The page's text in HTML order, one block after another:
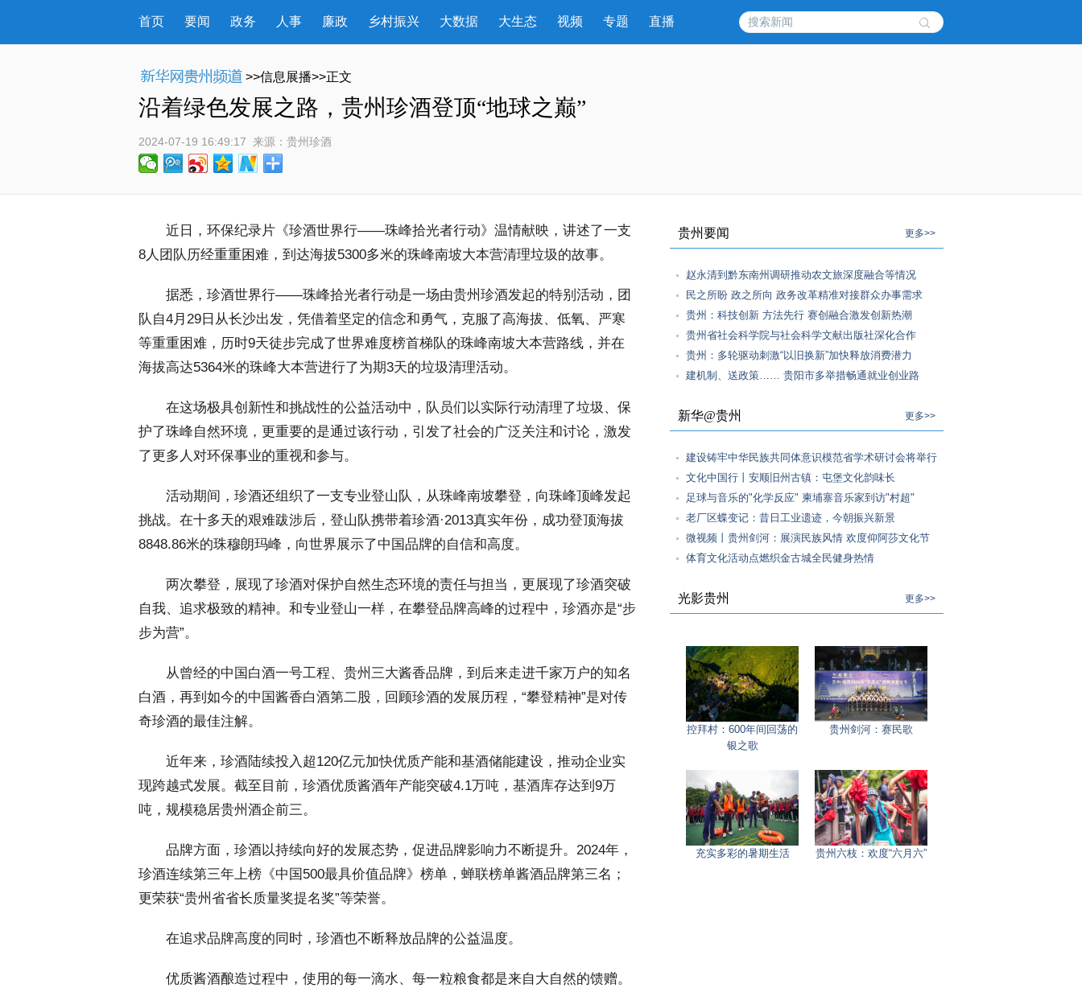
首页 要闻 政务 人事 廉政 乡村振兴 大数据 大生态 视频 专题 直播
>>信息展播>>正文
沿着绿色发展之路，贵州珍酒登顶“地球之巅”
2024-07-19 16:49:17 来源： 贵州珍酒
近日，环保纪录片《珍酒世界行——珠峰拾光者行动》温情献映，讲述了一支
8人团队历经重重困难，到达海拔5300多米的珠峰南坡大本营清理垃圾的故事。
据悉，珍酒世界行——珠峰拾光者行动是一场由贵州珍酒发起的特别活动，团
队自4月29日从长沙出发，凭借着坚定的信念和勇气，克服了高海拔、低氧、严寒
等重重困难，历时9天徒步完成了世界难度榜首梯队的珠峰南坡大本营路线，并在
海拔高达5364米的珠峰大本营进行了为期3天的垃圾清理活动。
在这场极具创新性和挑战性的公益活动中，队员们以实际行动清理了垃圾、保
护了珠峰自然环境，更重要的是通过该行动，引发了社会的广泛关注和讨论，激发
了更多人对环保事业的重视和参与。
活动期间，珍酒还组织了一支专业登山队，从珠峰南坡攀登，向珠峰顶峰发起
挑战。在十多天的艰难跋涉后，登山队携带着珍酒·2013真实年份，成功登顶海拔
8848.86米的珠穆朗玛峰，向世界展示了中国品牌的自信和高度。
两次攀登，展现了珍酒对保护自然生态环境的责任与担当，更展现了珍酒突破
自我、追求极致的精神。和专业登山一样，在攀登品牌高峰的过程中，珍酒亦是“步
步为营”。
从曾经的中国白酒一号工程、贵州三大酱香品牌，到后来走进千家万户的知名
白酒，再到如今的中国酱香白酒第二股，回顾珍酒的发展历程，“攀登精神”是对传
奇珍酒的最佳注解。
近年来，珍酒陆续投入超120亿元加快优质产能和基酒储能建设，推动企业实
现跨越式发展。截至目前，珍酒优质酱酒年产能突破4.1万吨，基酒库存达到9万
吨，规模稳居贵州酒企前三。
品牌方面，珍酒以持续向好的发展态势，促进品牌影响力不断提升。2024年，
珍酒连续第三年上榜《中国500最具价值品牌》榜单，蝉联榜单酱酒品牌第三名；
更荣获“贵州省省长质量奖提名奖”等荣誉。
在追求品牌高度的同时，珍酒也不断释放品牌的公益温度。
优质酱酒酿造过程中，使用的每一滴水、每一粒粮食都是来自大自然的馈赠。
贵州要闻 更多>>
赵永清到黔东南州调研推动农文旅深度融合等情况
民之所盼 政之所向 政务改革精准对接群众办事需求
贵州：科技创新 方法先行 赛创融合激发创新热潮
贵州省社会科学院与社会科学文献出版社深化合作
贵州：多轮驱动刺激“以旧换新”加快释放消费潜力
建机制、送政策…… 贵阳市多举措畅通就业创业路
新华@贵州 更多>>
建设铸牢中华民族共同体意识模范省学术研讨会将举行
文化中国行丨安顺旧州古镇：屯堡文化韵味长
足球与音乐的"化学反应" 柬埔寨音乐家到访"村超"
老厂区蝶变记：昔日工业遗迹，今朝振兴新景
微视频丨贵州剑河：展演民族风情 欢度仰阿莎文化节
体育文化活动点燃织金古城全民健身热情
光影贵州 更多>>
控拜村：600年间回荡的
银之歌
贵州剑河：赛民歌
充实多彩的暑期生活 贵州六枝：欢度“六月六”